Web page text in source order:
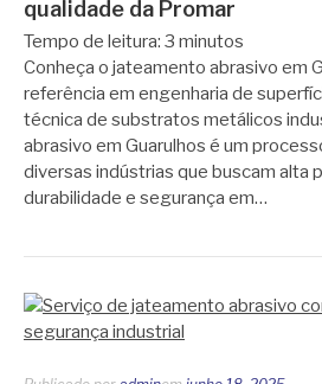
qualidade da Promar
Tempo de leitura: 3 minutos
Conheça o jateamento abrasivo em
referência em engenharia de
técnica de substratos metálicos
abrasivo em Guarulhos é um
diversas indústrias que buscam alta
durabilidade e segurança em…